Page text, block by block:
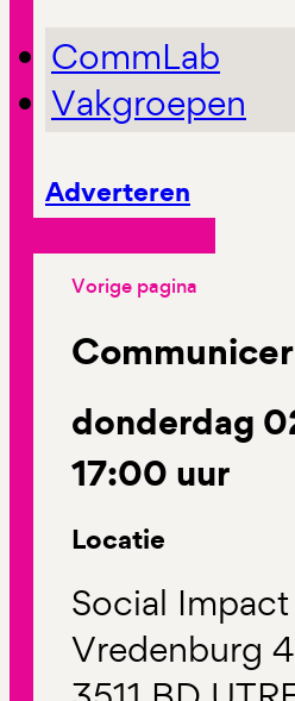
CommLab
Vakgroepen
Adverteren
Vorige pagina
donderdag
17:00 uur
Locatie
Social
Vredenburg